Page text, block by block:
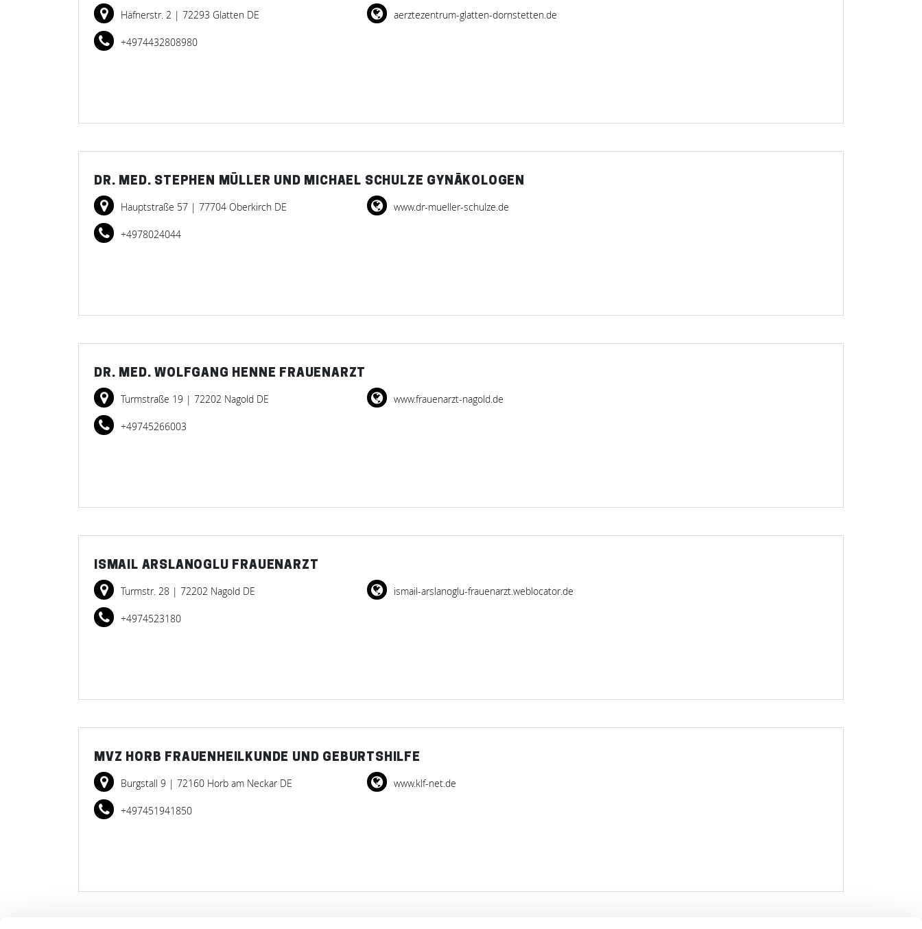
Häfnerstr. 2 | 72293 Glatten DE
+4974432808980
aerztezentrum-glatten-dornstetten.de
DR. MED. STEPHEN MÜLLER UND MICHAEL SCHULZE GYNÄKOLOGEN
Hauptstraße 57 | 77704 Oberkirch DE
+4978024044
www.dr-mueller-schulze.de
DR. MED. WOLFGANG HENNE FRAUENARZT
Turmstraße 19 | 72202 Nagold DE
+49745266003
www.frauenarzt-nagold.de
ISMAIL ARSLANOGLU FRAUENARZT
Turmstr. 28 | 72202 Nagold DE
+4974523180
ismail-arslanoglu-frauenarzt.weblocator.de
MVZ HORB FRAUENHEILKUNDE UND GEBURTSHILFE
Burgstall 9 | 72160 Horb am Neckar DE
+497451941850
www.klf-net.de